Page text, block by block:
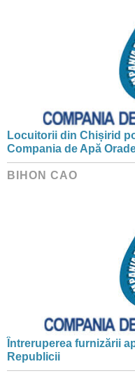
Locuitorii din Chișirid
Compania de Apă
BIHON CAO
Întreruperea furnizării
Republicii